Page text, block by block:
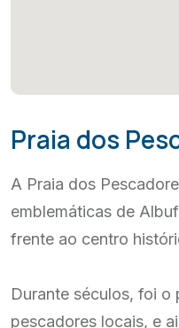
Praia dos
A Praia dos
emblemáticas de
frente ao centro
Durante séculos, foi o
pescadores locais, e